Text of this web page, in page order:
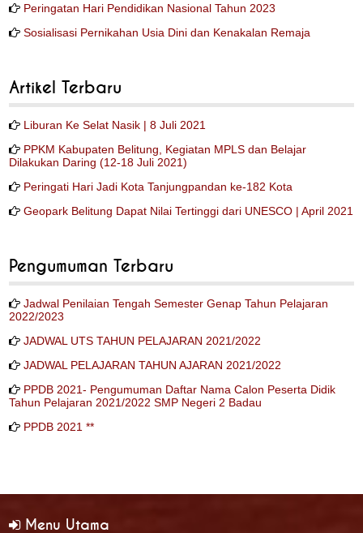
Peringatan Hari Pendidikan Nasional Tahun 2023
Sosialisasi Pernikahan Usia Dini dan Kenakalan Remaja
Artikel Terbaru
Liburan Ke Selat Nasik | 8 Juli 2021
PPKM Kabupaten Belitung, Kegiatan MPLS dan Belajar
Dilakukan Daring (12-18 Juli 2021)
Peringati Hari Jadi Kota Tanjungpandan ke-182 Kota
Geopark Belitung Dapat Nilai Tertinggi dari UNESCO | April 2021
Pengumuman Terbaru
Jadwal Penilaian Tengah Semester Genap Tahun Pelajaran
2022/2023
JADWAL UTS TAHUN PELAJARAN 2021/2022
JADWAL PELAJARAN TAHUN AJARAN 2021/2022
PPDB 2021- Pengumuman Daftar Nama Calon Peserta Didik
Tahun Pelajaran 2021/2022 SMP Negeri 2 Badau
PPDB 2021 **
Menu Utama